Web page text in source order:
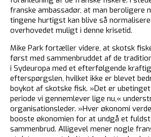
franske ambassadør, at man beroligere
tingene hurtigst kan blive så
overhovedet muligt i denne krisetid.
Mike Park fortæller videre, at skotsk
først med sammenbruddet af de
i Sydeuropa med et efterfølgende
efterspørgslen, hvilket ikke er blevet
boykot af skotske fisk. »Det er
periode vi gennemlever lige nu,«
organisationsleder. »Hver økonomi
booste økonomien for at undgå et
sammenbrud. Alligevel mener nogle